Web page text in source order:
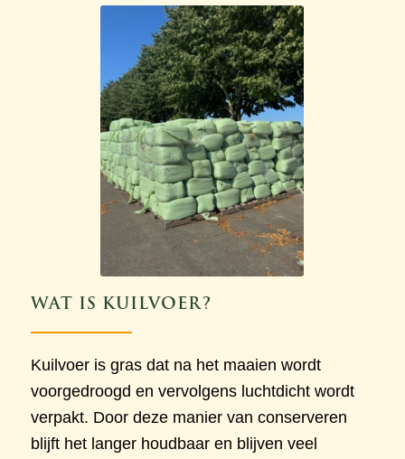
WAT IS KUILVOER?
Kuilvoer is gras dat na het maaien wordt
voorgedroogd en vervolgens luchtdicht wordt
verpakt. Door deze manier van conserveren
blijft het langer houdbaar en blijven veel